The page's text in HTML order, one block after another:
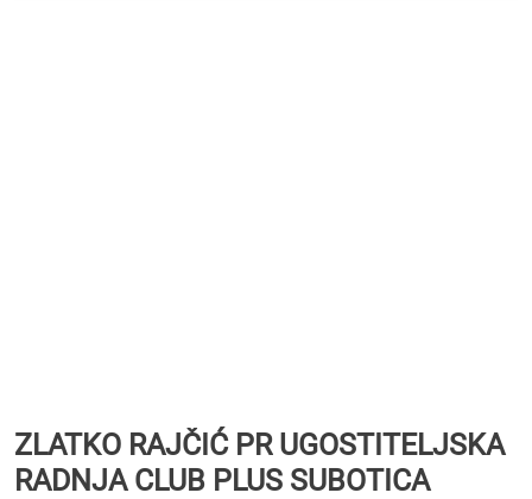
ZLATKO RAJČIĆ PR UGOSTITELJSKA
RADNJA CLUB PLUS SUBOTICA